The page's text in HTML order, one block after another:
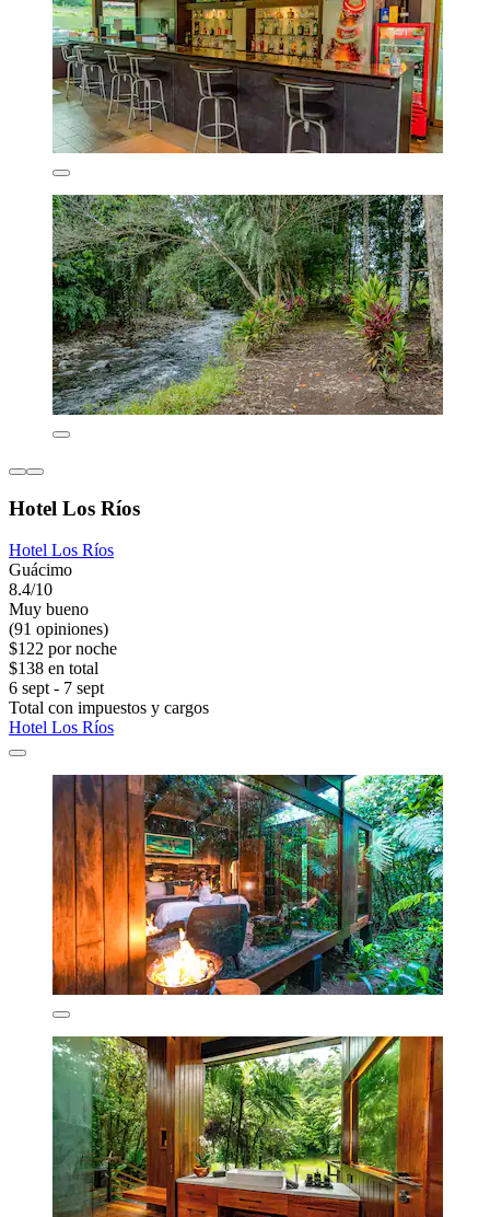
Hotel Los Ríos
Hotel Los Ríos
Guácimo
8.4/10
Muy bueno
(91 opiniones)
$122 por noche
$138 en total
6 sept - 7 sept
Total con impuestos y cargos
Hotel Los Ríos